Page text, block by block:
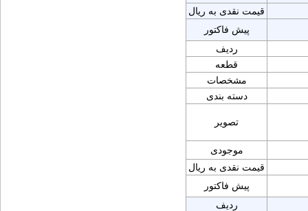
قیمت نقدی به ریال
پیش فاکتور
ردیف
قطعه
مشخصات
دسته بندی
تصویر
موجودی
قیمت نقدی به ریال
پیش فاکتور
ردیف